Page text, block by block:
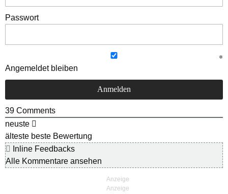
Passwort
Angemeldet bleiben
39 Comments
neuste
älteste beste Bewertung
Inline Feedbacks
Alle Kommentare ansehen